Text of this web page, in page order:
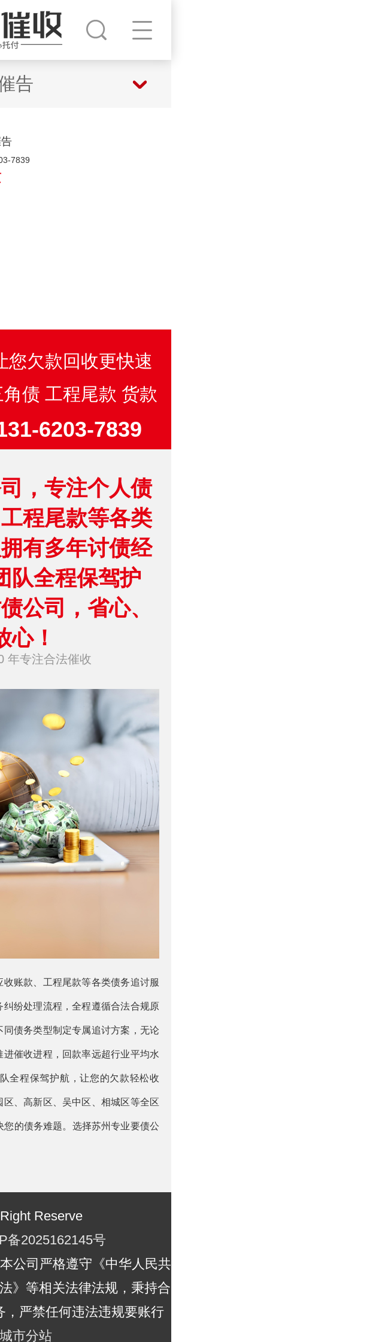
告
7839
您欠款回收更快速
债 工程尾款 货款
6203-7839
，专注个人债
程尾款等各类
有多年讨债经
队全程保驾护
公司，省心、
心！
年专注合法催收
账款、工程尾款等各类债务追讨服
纷处理流程，全程遵循合法合规原
债务类型制定专属追讨方案，无论
催收进程，回款率远超行业平均水
全程保驾护航，让您的欠款轻松收
、高新区、吴中区、相城区等全区
的债务难题。选择苏州专业要债公
Reserve
备2025162145号
公司严格遵守《中华人民共
》等相关法律法规，秉持合
严禁任何违法违规要账行
城市分站